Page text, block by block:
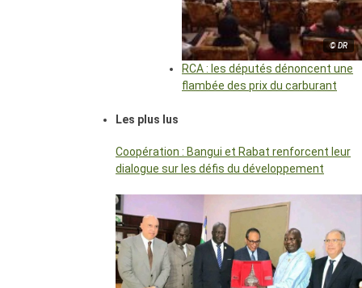
© DR
RCA : les députés dénoncent une
flambée des prix du carburant
Les plus lus
Coopération : Bangui et Rabat renforcent leur
dialogue sur les défis du développement